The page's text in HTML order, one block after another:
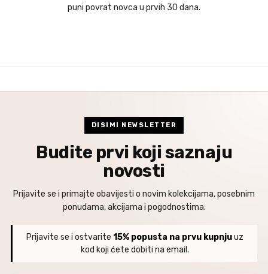
puni povrat novca u prvih 30 dana.
DISIMI NEWSLETTER
Budite prvi koji saznaju
novosti
Prijavite se i primajte obavijesti o novim kolekcijama, posebnim
ponudama, akcijama i pogodnostima.
Prijavite se i ostvarite 15% popusta na prvu kupnjuuz
kod koji ćete dobiti na email.